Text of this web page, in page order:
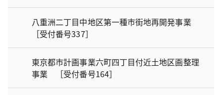
八重洲二丁目中地区第一種市街地再開発事業
［受付番号337］
東京都市計画事業六町四丁目付近土地区画整理
事業 ［受付番号164］